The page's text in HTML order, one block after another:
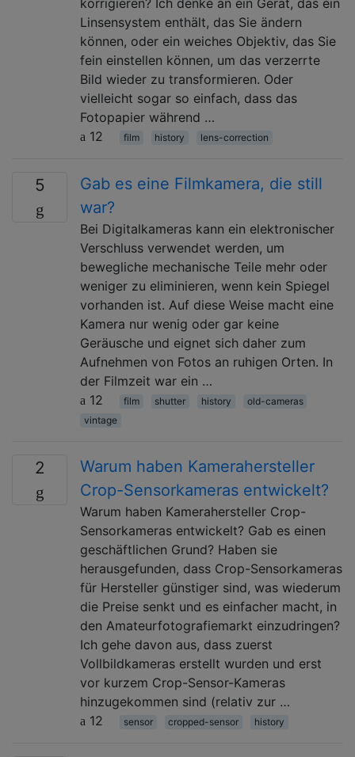
Linsensystem enthält, das Sie ändern
können, oder ein weiches Objektiv, das Sie
fein einstellen können, um das verzerrte
Bild wieder zu transformieren. Oder
vielleicht sogar so einfach, dass das
Fotopapier während …
12
film history lens-correction
5
Gab es eine Filmkamera, die still
war?
Bei Digitalkameras kann ein elektronischer
Verschluss verwendet werden, um
bewegliche mechanische Teile mehr oder
weniger zu eliminieren, wenn kein Spiegel
vorhanden ist. Auf diese Weise macht eine
Kamera nur wenig oder gar keine
Geräusche und eignet sich daher zum
Aufnehmen von Fotos an ruhigen Orten. In
der Filmzeit war ein …
12
film shutter history
old-cameras
vintage
2
Warum haben Kamerahersteller
Crop-Sensorkameras entwickelt?
Warum haben Kamerahersteller Crop-
Sensorkameras entwickelt? Gab es einen
geschäftlichen Grund? Haben sie
herausgefunden, dass Crop-Sensorkameras
für Hersteller günstiger sind, was wiederum
die Preise senkt und es einfacher macht, in
den Amateurfotografiemarkt einzudringen?
Ich gehe davon aus, dass zuerst
Vollbildkameras erstellt wurden und erst
vor kurzem Crop-Sensor-Kameras
hinzugekommen sind (relativ zur …
12
sensor cropped-sensor history